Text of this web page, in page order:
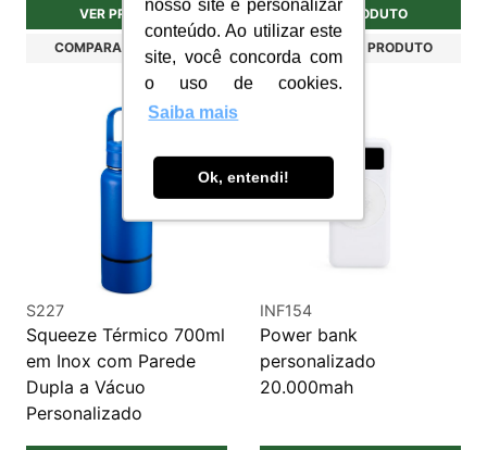
nosso site e personalizar
conteúdo. Ao utilizar este
site, você concorda com
o uso de cookies.
Saiba mais
Ok, entendi!
VER PRODUTO
COMPARAR PRODUTO
VER PRODUTO
COMPARAR PRODUTO
S227
Squeeze Térmico 700ml
em Inox com Parede
Dupla a Vácuo
Personalizado
INF154
Power bank
personalizado
20.000mah